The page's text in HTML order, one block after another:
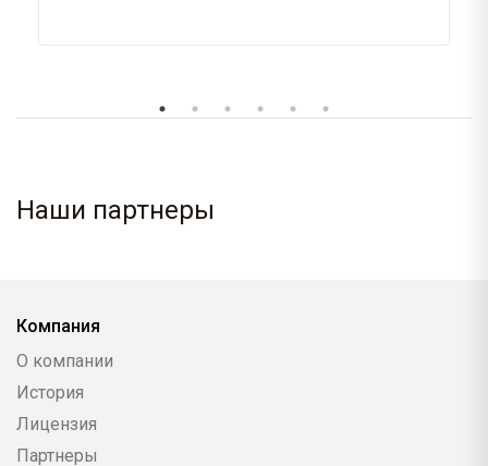
Наши партнеры
Компания
О компании
История
Лицензия
Партнеры